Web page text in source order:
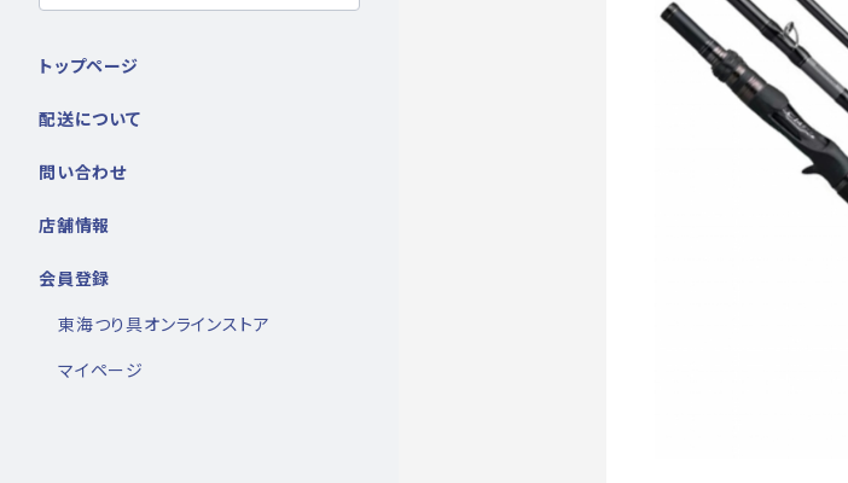
トップページ
配送について
問い合わせ
店舗情報
会員登録
東海つり具オンラインストア
マイページ